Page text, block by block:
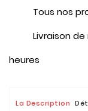
Tous nos
Livraison
heures
La Description